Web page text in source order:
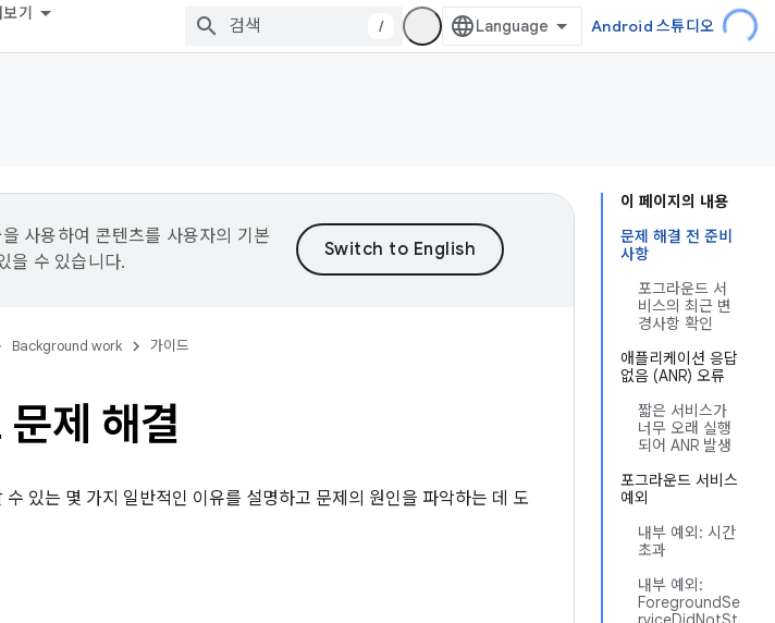
보기
/ Android 스튜디오
이 페이지의 내용
문제 해결 전 준비
사항
포그라운드 서
비스의 최근 변
경사항 확인
애플리케이션 응답
없음 (ANR) 오류
짧은 서비스가
너무 오래 실행
되어 ANR 발생
포그라운드 서비스
예외
내부 예외: 시간
초과
내부 예외:
ForegroundSe
사용하여 콘텐츠를 사용자의 기본
을 수 있습니다.
Background work 가이드
제 해결
있는 몇 가지 일반적인 이유를 설명하고 문제의 원인을 파악하는 데 도